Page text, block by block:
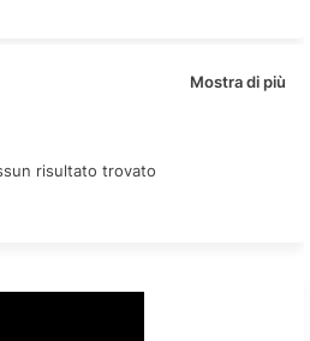
Mostra di più
risultato trovato